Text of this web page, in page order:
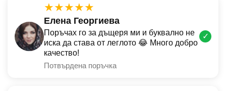
★★★★★
Елена Георгиева
Поръчах го за дъщеря ми и буквално не
иска да става от леглото 😂 Много добро
качество!
Потвърдена поръчка
✓